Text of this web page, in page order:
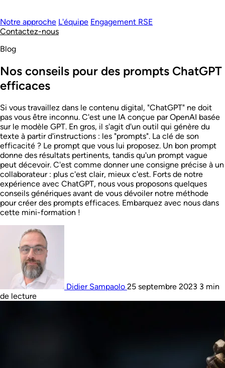
Notre approche L'équipe Engagement RSE
Contactez-nous
Blog
Nos conseils pour des prompts ChatGPT
efficaces
Si vous travaillez dans le contenu digital, "ChatGPT" ne doit
pas vous être inconnu. C'est une IA conçue par OpenAI basée
sur le modèle GPT. En gros, il s'agit d'un outil qui génère du
texte à partir d'instructions : les "prompts". La clé de son
efficacité ? Le prompt que vous lui proposez. Un bon prompt
donne des résultats pertinents, tandis qu'un prompt vague
peut décevoir. C'est comme donner une consigne précise à un
collaborateur : plus c'est clair, mieux c'est. Forts de notre
expérience avec ChatGPT, nous vous proposons quelques
conseils génériques avant de vous dévoiler notre méthode
pour créer des prompts efficaces. Embarquez avec nous dans
cette mini-formation !
Didier Sampaolo 25 septembre 2023 3 min
de lecture